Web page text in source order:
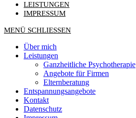
LEISTUNGEN
IMPRESSUM
MENÜ SCHLIESSEN
Über mich
Leistungen
Ganzheitliche Psychotherapie
Angebote für Firmen
Elternberatung
Entspannungsangebote
Kontakt
Datenschutz